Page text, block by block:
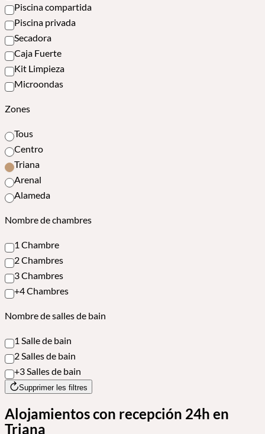
Piscina compartida
Piscina privada
Secadora
Caja Fuerte
Kit Limpieza
Microondas
Zones
Tous
Centro
Triana
Arenal
Alameda
Nombre de chambres
1 Chambre
2 Chambres
3 Chambres
+4 Chambres
Nombre de salles de bain
1 Salle de bain
2 Salles de bain
+3 Salles de bain
Supprimer les filtres
Alojamientos con recepción 24h en
Triana